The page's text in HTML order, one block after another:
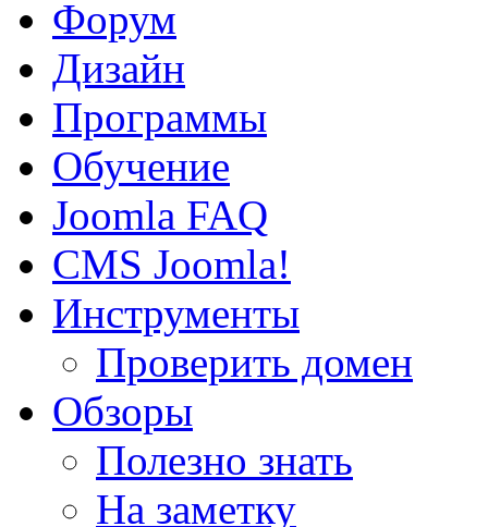
Форум
Дизайн
Программы
Обучение
Joomla FAQ
CMS Joomla!
Инструменты
Проверить домен
Обзоры
Полезно знать
На заметку